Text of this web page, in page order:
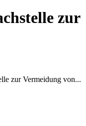
zur
zur Vermeidung von...